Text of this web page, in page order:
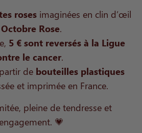
rosesimaginées en clin d’œil
Octobre Rose.
5 € sont reversés à la Ligue
le cancer.
de bouteilles plastiques
et imprimée en France.
pleine de tendresse et
💗